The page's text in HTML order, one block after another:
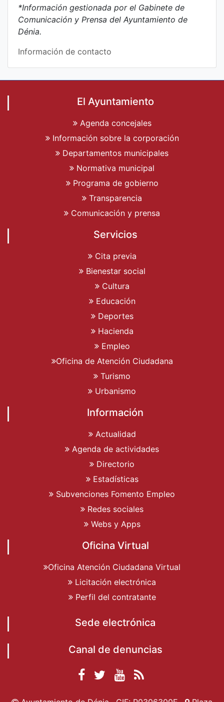
*Información gestionada por el Gabinete de
Comunicación y Prensa del Ayuntamiento de
Dénia.
Información de contacto
El Ayuntamiento
Agenda concejales
Información sobre la corporación
Departamentos municipales
Normativa municipal
Programa de gobierno
Transparencia
Comunicación y prensa
Servicios
Cita previa
Bienestar social
Cultura
Educación
Deportes
Hacienda
Empleo
Oficina de Atención Ciudadana
Turismo
Urbanismo
Información
Actualidad
Agenda de actividades
Directorio
Estadísticas
Subvenciones Fomento Empleo
Redes sociales
Webs y Apps
Oficina Virtual
Oficina Atención Ciudadana Virtual
Licitación electrónica
Perfil del contratante
Sede electrónica
Canal de denuncias
Facebook
Ayuntamiento de
Ayuntamiento de
Ayuntamiento
Actualidad